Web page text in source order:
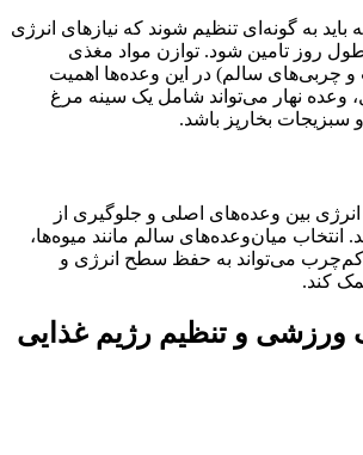
به گونه‌ای تنظیم شوند که نیازهای انرژی
روز تامین شود. توازن مواد مغذی
و چربی‌های سالم) در این وعده‌ها اهمیت
وعده نهار می‌تواند شامل یک سینه مرغ
سبزیجات بخارپز باشد.
انرژی بین وعده‌های اصلی و جلوگیری از
میان‌وعده‌های سالم مانند میوه‌ها،
کم‌چرب می‌تواند به حفظ سطح انرژی و
کند.
ورزشی و تنظیم رژیم غذایی